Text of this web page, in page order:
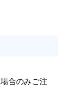
合のみご注